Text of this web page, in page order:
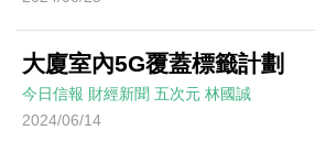
大廈室內5G覆蓋標籤計劃
今日信報 財經新聞 五次元 林國誠
2024/06/14